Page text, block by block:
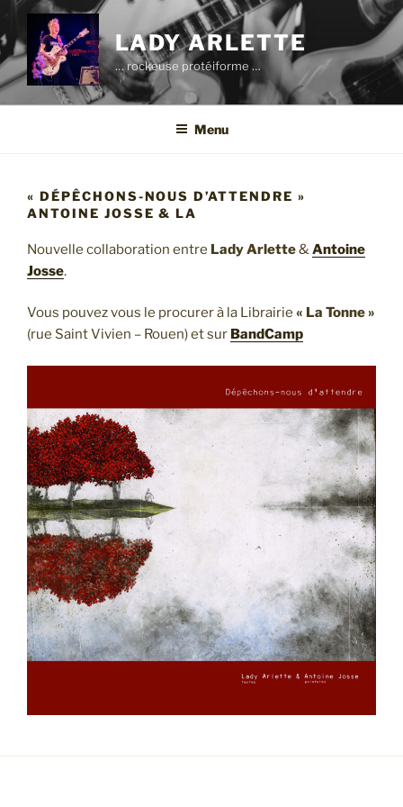
Aller
au
contenu
principal
LADY ARLETTE
… rockeuse protéiforme …
Menu
« DÉPÊCHONS-NOUS D’ATTENDRE »
ANTOINE JOSSE & LA
Nouvelle collaboration entre Lady Arlette&Antoine
Josse.
Vous pouvez vous le procurer à la Librairie « La Tonne »
(rue Saint Vivien – Rouen) et sur BandCamp